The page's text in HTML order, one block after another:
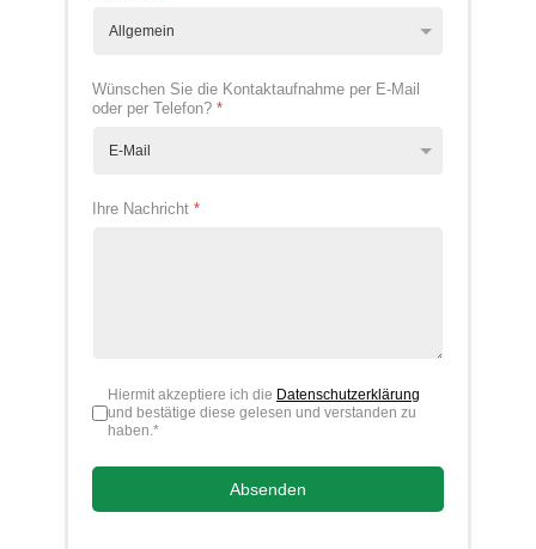
Wünschen Sie die Kontaktaufnahme per E-Mail
oder per Telefon? *
Ihre Nachricht *
Datenschutz akzeptiert (1=ja)*
Hiermit akzeptiere ich die Datenschutzerklärung
und bestätige diese gelesen und verstanden zu
haben.*
Absenden